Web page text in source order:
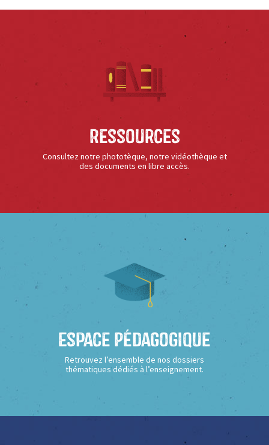
Ressources
Consultez notre phototèque, notre vidéothèque et
des documents en libre accès.
Espace Pédagogique
Retrouvez l’ensemble de nos dossiers
thématiques dédiés à l’enseignement.